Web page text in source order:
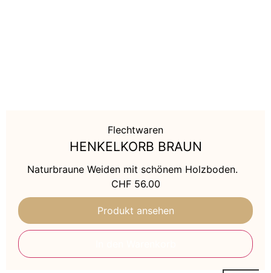
Flechtwaren
HENKELKORB BRAUN
Naturbraune Weiden mit schönem Holzboden.
CHF56.00
Produkt ansehen